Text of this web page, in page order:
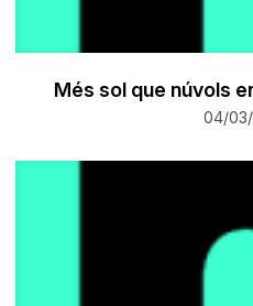
Més sol que núvols
04/